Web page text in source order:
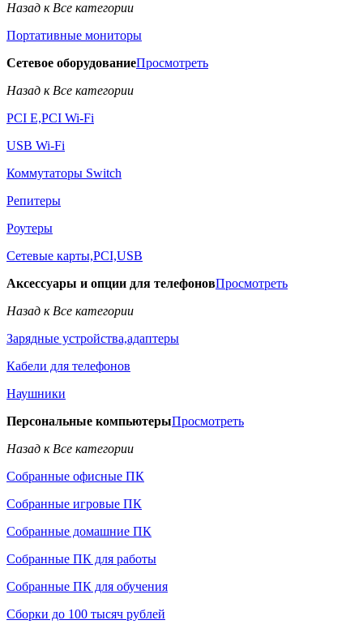
Назад к Все категории
Портативные мониторы
Сетевое оборудованиеПросмотреть
Назад к Все категории
PCI E,PCI Wi-Fi
USB Wi-Fi
Коммутаторы Switch
Репитеры
Роутеры
Сетевые карты,PCI,USB
Аксессуары и опции для телефоновПросмотреть
Назад к Все категории
Зарядные устройства,адаптеры
Кабели для телефонов
Наушники
Персональные компьютерыПросмотреть
Назад к Все категории
Собранные офисные ПК
Собранные игровые ПК
Собранные домашние ПК
Собранные ПК для работы
Собранные ПК для обучения
Сборки до 100 тысяч рублей